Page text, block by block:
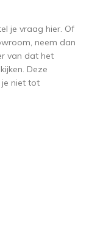
je vraag hier. Of
neem dan
van dat het
Deze
je niet tot